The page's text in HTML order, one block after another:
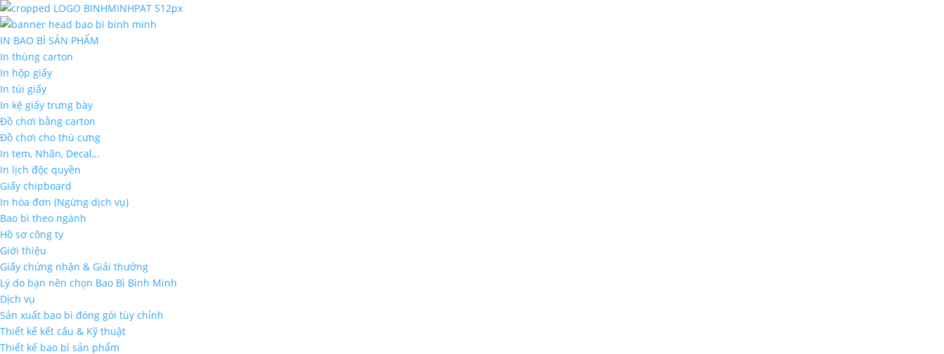
IN BAO BÌ SẢN PHẨM
In thùng carton
In hộp giấy
In túi giấy
In kệ giấy trưng bày
Đồ chơi bằng carton
Đồ chơi cho thú cưng
In tem, Nhãn, Decal,..
In lịch độc quyền
Giấy chipboard
In hóa đơn (Ngừng dịch vụ)
Bao bì theo ngành
Hồ sơ công ty
Giới thiệu
Giấy chứng nhận & Giải thưởng
Lý do bạn nên chọn Bao Bì Bình Minh
Dịch vụ
Sản xuất bao bì đóng gói tùy chỉnh
Thiết kế kết cấu & Kỹ thuật
Thiết kế bao bì sản phẩm